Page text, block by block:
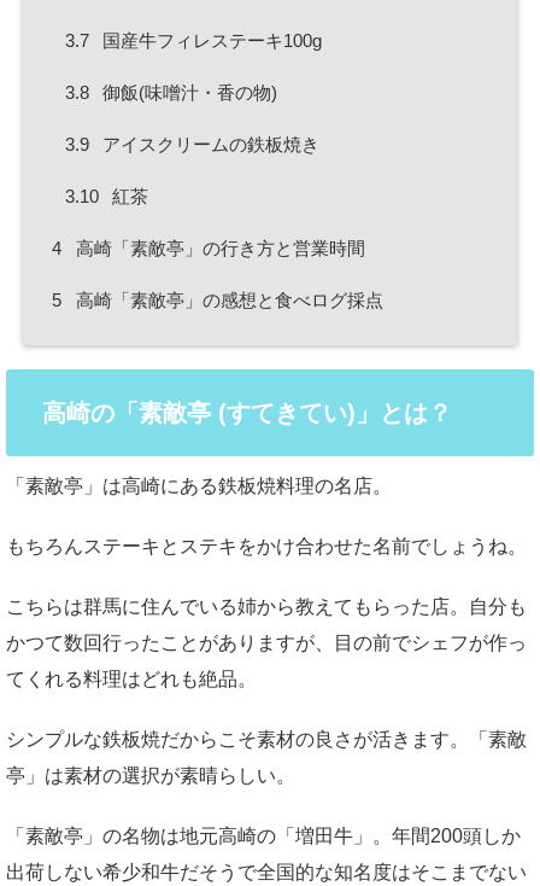
3.7 国産牛フィレステーキ100g
3.8 御飯(味噌汁・香の物)
3.9 アイスクリームの鉄板焼き
3.10 紅茶
4 高崎「素敵亭」の行き方と営業時間
5 高崎「素敵亭」の感想と食べログ採点
高崎の「素敵亭 (すてきてい)」とは？
「素敵亭」は高崎にある鉄板焼料理の名店。
もちろんステーキとステキをかけ合わせた名前でしょうね。
こちらは群馬に住んでいる姉から教えてもらった店。自分も
かつて数回行ったことがありますが、目の前でシェフが作っ
てくれる料理はどれも絶品。
シンプルな鉄板焼だからこそ素材の良さが活きます。「素敵
亭」は素材の選択が素晴らしい。
「素敵亭」の名物は地元高崎の「増田牛」。年間200頭しか
出荷しない希少和牛だそうで全国的な知名度はそこまでない